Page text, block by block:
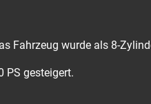
Fahrzeug wurde als 8-
PS gesteigert.